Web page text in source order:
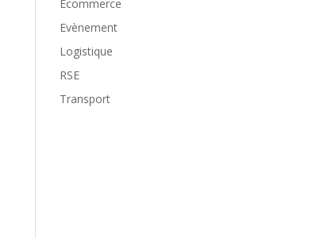
Ecommerce
Evènement
Logistique
RSE
Transport